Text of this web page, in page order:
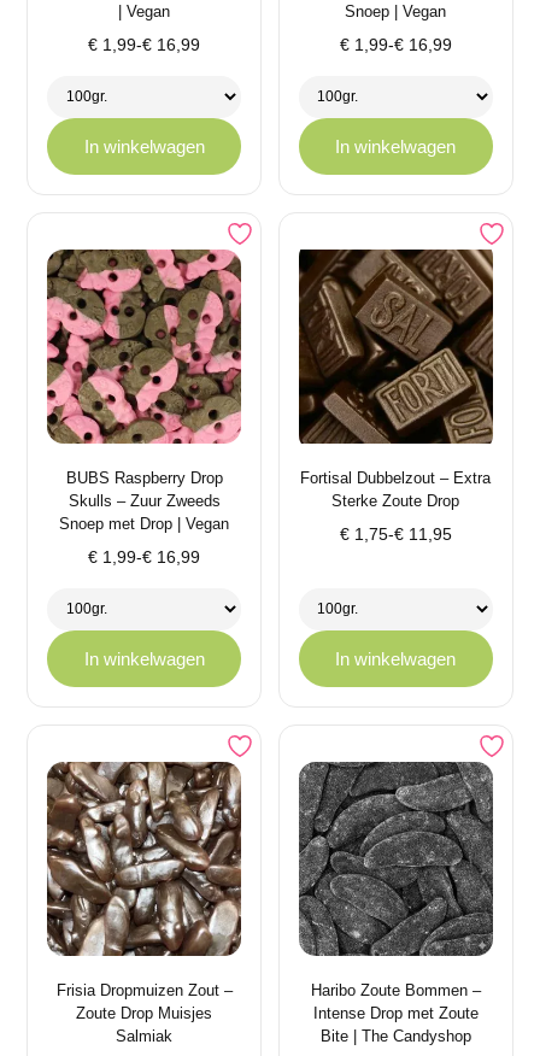
| Vegan
€ 1,99-€ 16,99
Prijsklasse:
tot
€ 16,99
In winkelwagen
Snoep | Vegan
€1,99-€16,99
Prijsklasse:
tot
€ 16,99
In winkelwagen
BUBS Raspberry Drop
Skulls – Zuur Zweeds
Snoep met Drop | Vegan
€ 1,99-€ 16,99
Prijsklasse:
tot
€ 16,99
In winkelwagen
Fortisal Dubbelzout – Extra
Sterke Zoute Drop
€1,75-€11,95
Prijsklasse:
€ 11,95
In winkelwagen
Frisia Dropmuizen Zout –
Zoute Drop Muisjes
Salmiak
Haribo Zoute Bommen –
Intense Drop met Zoute
Bite | The Candyshop